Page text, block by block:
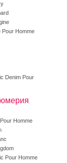
Pour Homme
Denim Pour
Homme
Pour Homme